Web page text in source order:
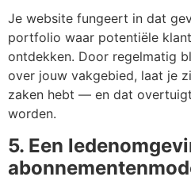
Je website fungeert in dat
portfolio waar potentiële
ontdekken. Door regelmatig
over jouw vakgebied, laat je
zaken hebt — en dat
worden.
5. Een